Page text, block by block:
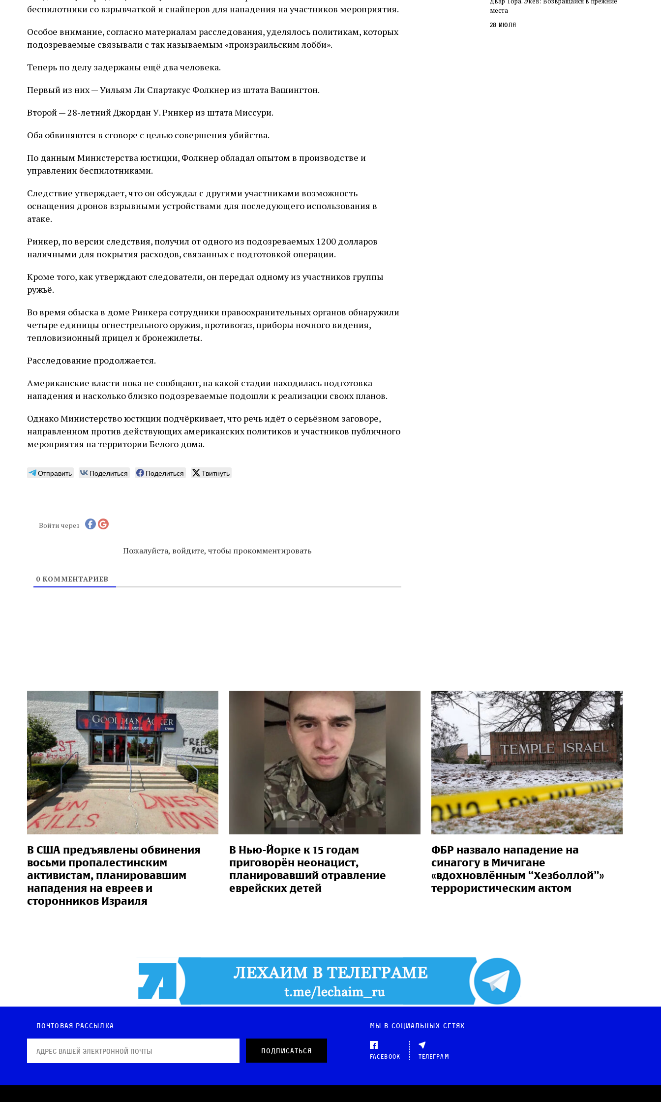
беспилотники со взрывчаткой и снайперов для нападения на участников мероприятия.
Особое внимание, согласно материалам расследования, уделялось политикам, которых
подозреваемые связывали с так называемым «произраильским лобби».
Теперь по делу задержаны ещё два человека.
Первый из них — Уильям Ли Спартакус Фолкнер из штата Вашингтон.
Второй — 28-летний Джордан У. Ринкер из штата Миссури.
Оба обвиняются в сговоре с целью совершения убийства.
По данным Министерства юстиции, Фолкнер обладал опытом в производстве и
управлении беспилотниками.
Следствие утверждает, что он обсуждал с другими участниками возможность
оснащения дронов взрывными устройствами для последующего использования в
атаке.
Ринкер, по версии следствия, получил от одного из подозреваемых 1200 долларов
наличными для покрытия расходов, связанных с подготовкой операции.
Кроме того, как утверждают следователи, он передал одному из участников группы
ружьё.
Во время обыска в доме Ринкера сотрудники правоохранительных органов обнаружили
четыре единицы огнестрельного оружия, противогаз, приборы ночного видения,
тепловизионный прицел и бронежилеты.
Расследование продолжается.
Американские власти пока не сообщают, на какой стадии находилась подготовка
нападения и насколько близко подозреваемые подошли к реализации своих планов.
Однако Министерство юстиции подчёркивает, что речь идёт о серьёзном заговоре,
направленном против действующих американских политиков и участников публичного
мероприятия на территории Белого дома.
Отправить Поделиться Поделиться Твитнуть
Войти через
Пожалуйста, войдите, чтобы прокомментировать
0КОММЕНТАРИЕВ
слово в переводе Библии
места
28 июля
В США предъявлены обвинения
восьми пропалестинским
активистам, планировавшим
нападения на евреев и
сторонников Израиля
В Нью-Йорке к 15 годам
приговорён неонацист,
планировавший отравление
еврейских детей
ФБР назвало нападение на
синагогу в Мичигане
«вдохновлённым “Хезболлой”»
террористическим актом
Почтовая рассылка Мы в социальных сетях
Facebook Телеграм